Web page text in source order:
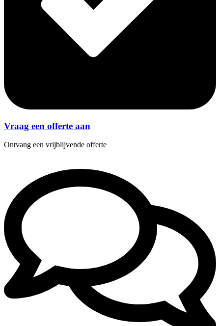
Vraag een offerte aan
Ontvang een vrijblijvende offerte